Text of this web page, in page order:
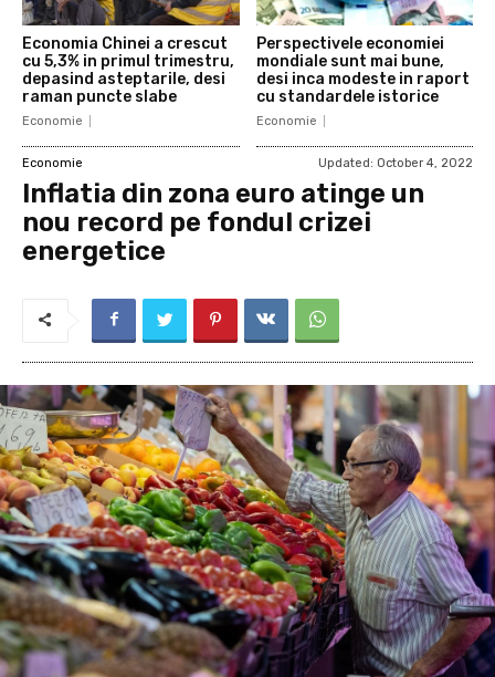
Economia Chinei a crescut
cu 5,3% in primul trimestru,
depasind asteptarile, desi
raman puncte slabe
Economie
Perspectivele economiei
mondiale sunt mai bune,
desi inca modeste in raport
cu standardele istorice
Economie